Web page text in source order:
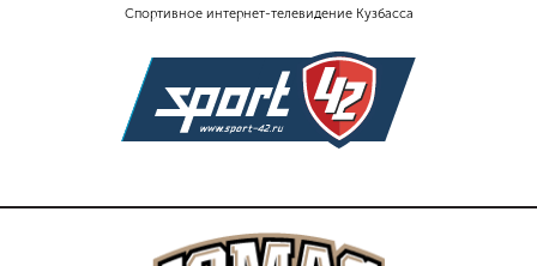
Спортивное интернет-телевидение Кузбасса